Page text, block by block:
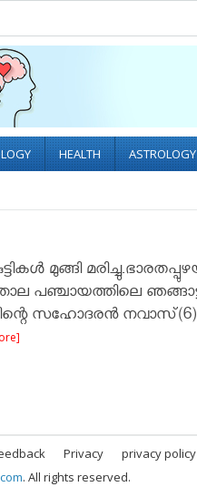
HEALTH ASTROLOGY
മുങ്ങി
പഞ്ചായത്തിലെ
സഹോദരന്‍
Privacy privacy policy
. All rights reserved.